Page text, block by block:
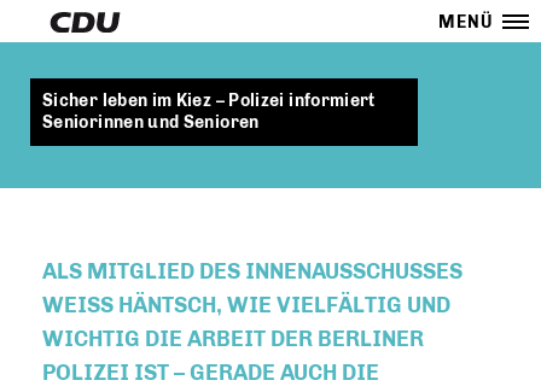
MENÜ
Sicher leben im Kiez – Polizei informiert
Seniorinnen und Senioren
ALS MITGLIED DES INNENAUSSCHUSSES
WEISS HÄNTSCH, WIE VIELFÄLTIG UND W
ICHTIG DIE ARBEIT DER BERLINER P
OLIZEI IST – GERADE AUCH DIE B